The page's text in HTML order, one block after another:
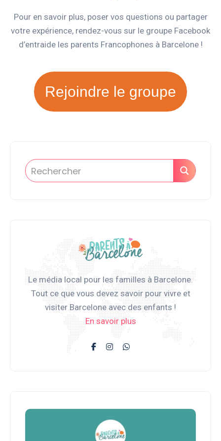
Pour en savoir plus, poser vos questions ou partager
votre expérience, rendez-vous sur le groupe Facebook
d’entraide les parents Francophones à Barcelone !
Rejoindre le groupe
Le média local pour les familles à Barcelone.
Tout ce que vous devez savoir pour vivre et
visiter Barcelone avec des enfants !
En savoir plus